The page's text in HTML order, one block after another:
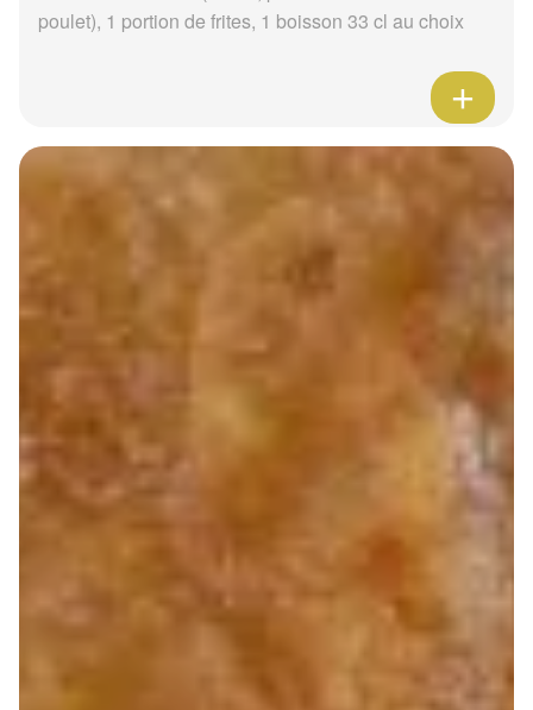
poulet), 1 portion de frites, 1 boisson 33 cl au choix